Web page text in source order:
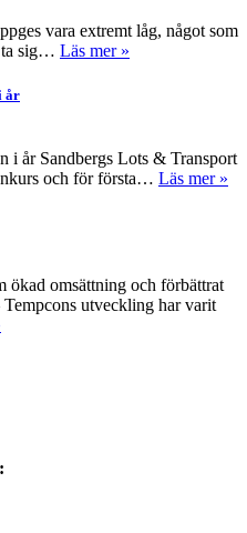
vara extremt låg, något som
ta sig… Läs mer »
år
i år Sandbergs Lots & Transport
och för första… Läs mer »
ökad omsättning och förbättrat
utveckling har varit